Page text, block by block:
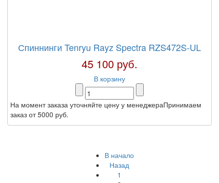
Спиннинги Tenryu Rayz Spectra RZS472S-UL
45 100 руб.
В корзину
На момент заказа уточняйте цену у менеджераПринимаем
заказ от 5000 руб.
В начало
Назад
1